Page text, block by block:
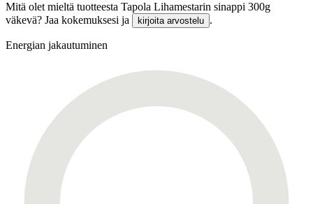
Mitä olet mieltä tuotteesta Tapola Lihamestarin sinappi 300g
väkevä? Jaa kokemuksesi ja
kirjoita arvostelu .
Energian jakautuminen